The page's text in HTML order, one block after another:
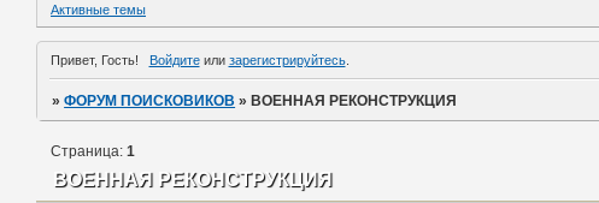
Активные темы
Привет, Гость! Войдитеили зарегистрируйтесь.
»ФОРУМ ПОИСКОВИКОВ »ВОЕННАЯ РЕКОНСТРУКЦИЯ
ВОЕННАЯ РЕКОНСТРУКЦИЯ
Страница:1